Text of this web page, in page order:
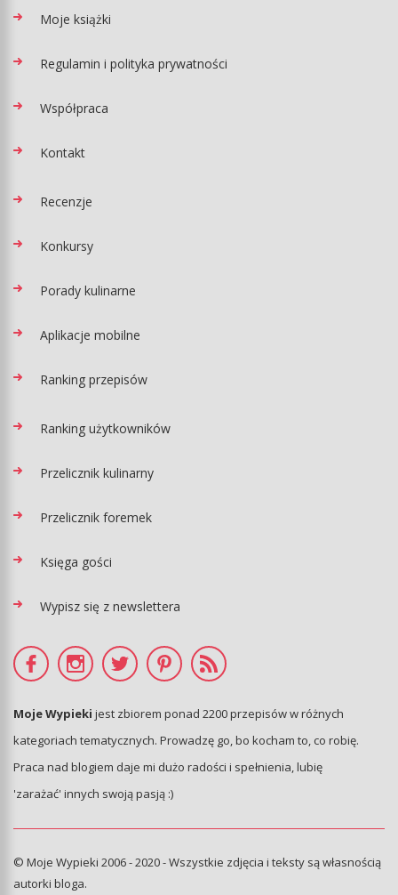
Moje książki
Regulamin i polityka prywatności
Współpraca
Kontakt
Recenzje
Konkursy
Porady kulinarne
Aplikacje mobilne
Ranking przepisów
Ranking użytkowników
Przelicznik kulinarny
Przelicznik foremek
Księga gości
Wypisz się z newslettera
Moje Wypieki jest zbiorem ponad 2200 przepisów w różnych
kategoriach tematycznych. Prowadzę go, bo kocham to, co robię.
Praca nad blogiem daje mi dużo radości i spełnienia, lubię
'zarażać' innych swoją pasją :)
© Moje Wypieki 2006 - 2020 - Wszystkie zdjęcia i teksty są własnością
autorki bloga.